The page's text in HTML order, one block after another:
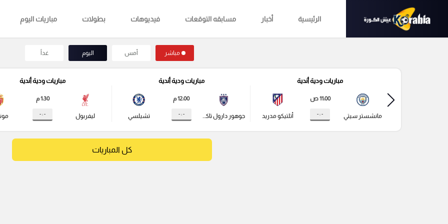
الرئيسية أخبار مسابقه التوقعات فيديوهات بطولات مباريات اليوم
مباشر أمس اليوم غداً
مباريات ودية أندية
مانشستر سيتي
11:00 ص
- : - أتلتيكو مدريد
مباريات ودية أندية
جوهور دارول تاكزيم
12:00 م
- : - تشيلسي
مباريات ودية أندية
ليفربول
1:30 م
- : -
كل المباريات